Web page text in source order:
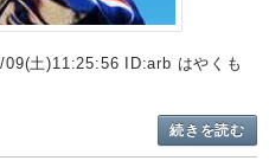
土)11:25:56 ID:arb はやくも
続きを読む